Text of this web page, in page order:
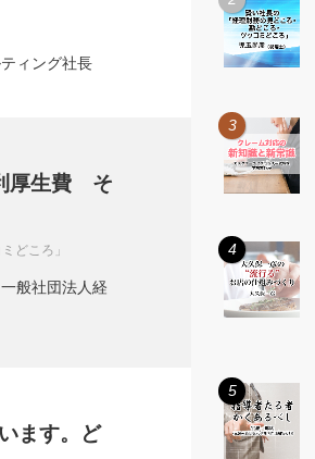
ィング社長
厚生費 そ
どころ」
般社団法人経
ます。ど
3
4
5